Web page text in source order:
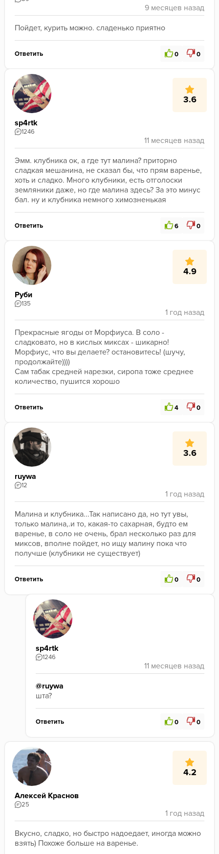
Пойдет, курить можно. сладенько приятно
Ответить 0 0
3.6
sp4rtk
1246
Эмм. клубника ок, а где тут малина? приторно
сладкая мешанина, не сказал бы, что прям варенье,
хоть и сладко. Много клубники, есть отголоски
земляники даже, но где малина здесь? За это минус
бал. ну и клубника немного химозненькая
Ответить 6 0
4.9
Руби
135
Прекрасные ягоды от Морфиуса. В соло -
сладковато, но в кислых миксах - шикарно!
Морфиус, что вы делаете? остановитесь! (шучу,
продолжайте))))
Сам табак средней нарезки, сиропа тоже среднее
количество, пушится хорошо
Ответить 4 0
3.6
ruywa
12
Малина и клубника...Так написано да, но тут увы,
только малина,.и то, какая-то сахарная, будто ем
варенье, в соло не очень, брал несколько раз для
миксов, вполне пойдет, но ищу малину пока что
получше (клубники не существует)
Ответить 0 0
sp4rtk
1246
@ruywa
шта?
Ответить 0 0
4.2
Алексей Краснов
25
Вкусно, сладко, но быстро надоедает, иногда можно
взять) Похоже больше на варенье.